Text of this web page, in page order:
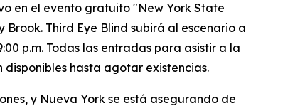
en el evento gratuito "New York State
Third Eye Blind subirá al escenario a
p.m. Todas las entradas para asistir a la
hasta agotar existencias.
y Nueva York se está asegurando de